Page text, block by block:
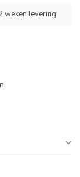
weken levering